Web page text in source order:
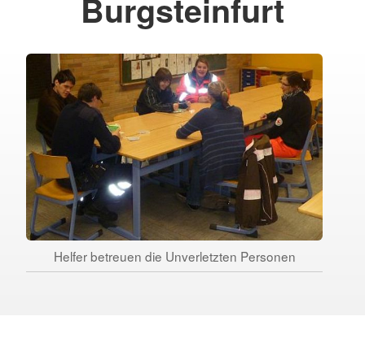
Burgsteinfurt
Helfer betreuen die Unverletzten Personen